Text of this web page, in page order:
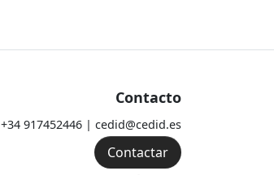
Contacto
+34 917452446 | cedid@cedid.es
Contactar